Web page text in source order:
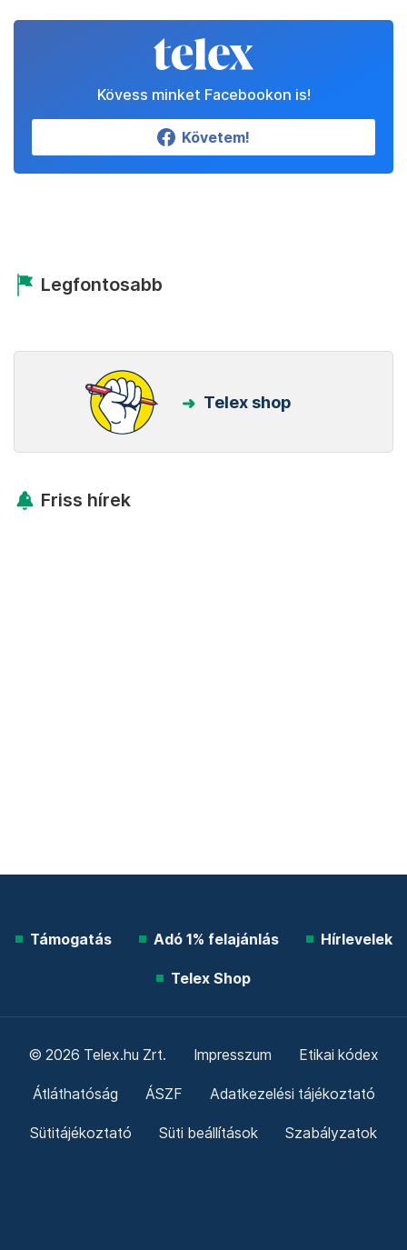
Kövess minket Facebookon is!
Követem!
Legfontosabb
Telex shop
Friss hírek
Támogatás Adó 1% felajánlás Hírlevelek
Telex Shop
© 2026 Telex.hu Zrt. Impresszum Etikai kódex
Átláthatóság ÁSZF Adatkezelési tájékoztató
Sütitájékoztató Süti beállítások Szabályzatok